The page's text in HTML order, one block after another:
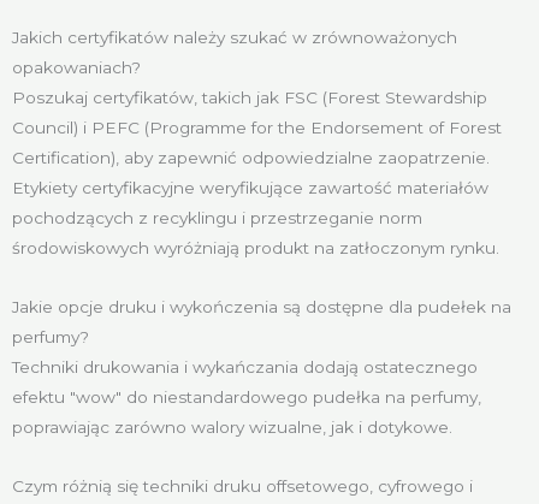
Jakich certyfikatów należy szukać w zrównoważonych
opakowaniach?
Poszukaj certyfikatów, takich jak FSC (Forest Stewardship
Council) i PEFC (Programme for the Endorsement of Forest
Certification), aby zapewnić odpowiedzialne zaopatrzenie.
Etykiety certyfikacyjne weryfikujące zawartość materiałów
pochodzących z recyklingu i przestrzeganie norm
środowiskowych wyróżniają produkt na zatłoczonym rynku.
Jakie opcje druku i wykończenia są dostępne dla pudełek na
perfumy?
Techniki drukowania i wykańczania dodają ostatecznego
efektu "wow" do niestandardowego pudełka na perfumy,
poprawiając zarówno walory wizualne, jak i dotykowe.
Czym różnią się techniki druku offsetowego, cyfrowego i